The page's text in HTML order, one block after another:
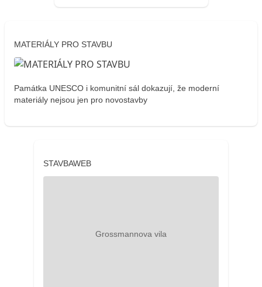
MATERIÁLY PRO STAVBU
Památka UNESCO i komunitní sál dokazují, že moderní
materiály nejsou jen pro novostavby
STAVBAWEB